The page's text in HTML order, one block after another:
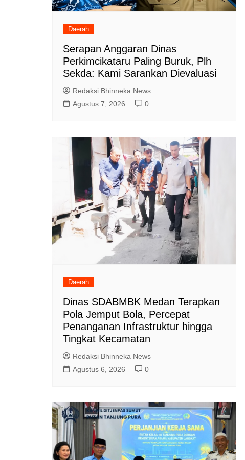
Daerah
Serapan Anggaran Dinas
Perkimcikataru Paling Buruk, Plh
Sekda: Kami Sarankan Dievaluasi
Redaksi Bhinneka News
Agustus 7, 2026
0
Daerah
Dinas SDABMBK Medan Terapkan
Pola Jemput Bola, Percepat
Penanganan Infrastruktur hingga
Tingkat Kecamatan
Redaksi Bhinneka News
Agustus 6, 2026
0